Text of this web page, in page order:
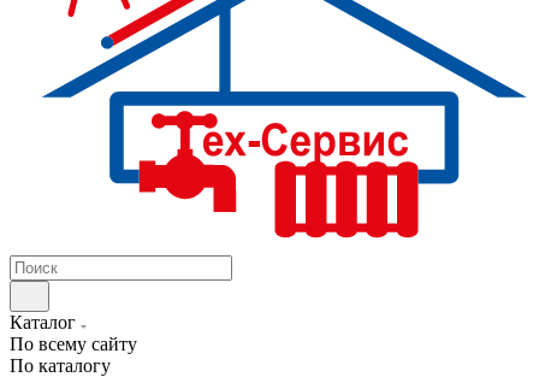
Каталог
По всему сайту
По каталогу